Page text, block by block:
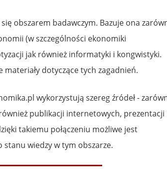
obszarem badawczym. Bazuje ona
(w szczególności ekonomiki
jak również informatyki i kongwistyki.
dotyczące tych zagadnień.
wykorzystują szereg źródeł -
publikacji internetowych, prezentacji
takiemu połączeniu możliwe jest
wiedzy w tym obszarze.